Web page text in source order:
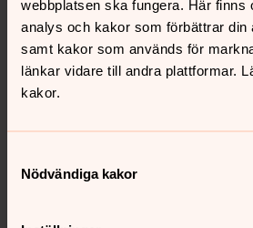
webbplatsen ska fungera. Här finns
analys och kakor som förbättrar din
samt kakor som används för
länkar vidare till andra plattformar.
kakor.
Nödvändiga kakor
Pålsjö kyrkogård
Läs mer om Pålsjö kyrkogård här.
Senast ändrad 8 oktober 2025